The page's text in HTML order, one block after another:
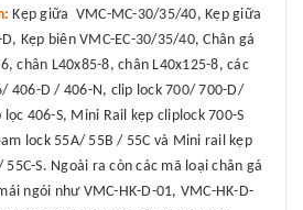
Kẹp giữa VMC-MC-30/35/40, Kẹp giữa
Kẹp biên VMC-EC-30/35/40, Chân gá
chân L40x85-8, chân L40x125-8, các
406-D / 406-N, clip lock 700/ 700-D/
406-S, Mini Rail kẹp cliplock 700-S
lock 55A/ 55B / 55C và Mini rail kẹp
55C-S. Ngoài ra còn các mã loại chân gá
ngói như VMC-HK-D-01, VMC-HK-D-